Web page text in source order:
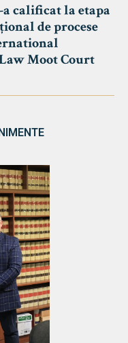
calificat la etapa
de procese
Moot Court